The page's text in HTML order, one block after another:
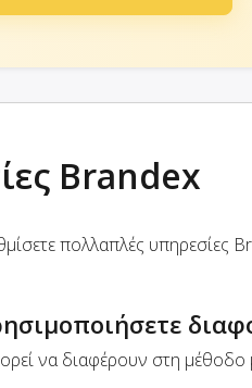
Brandex
πολλαπλές υπηρεσίες
να διαφέρουν στη μέθοδο